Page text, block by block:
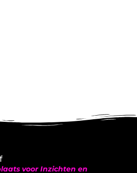
voor Inzichten en